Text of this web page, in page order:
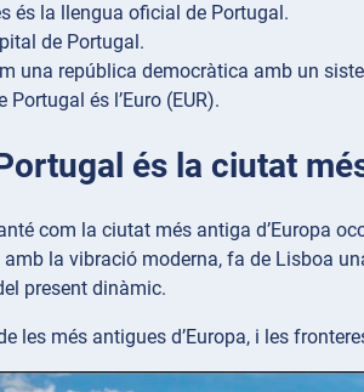
és la llengua oficial de Portugal.
de Portugal.
una república democràtica amb un
és l’Euro (EUR).
és la ciutat
com la ciutat més antiga d’Europa
la vibració moderna, fa de Lisboa
present dinàmic.
les més antigues d’Europa, i les